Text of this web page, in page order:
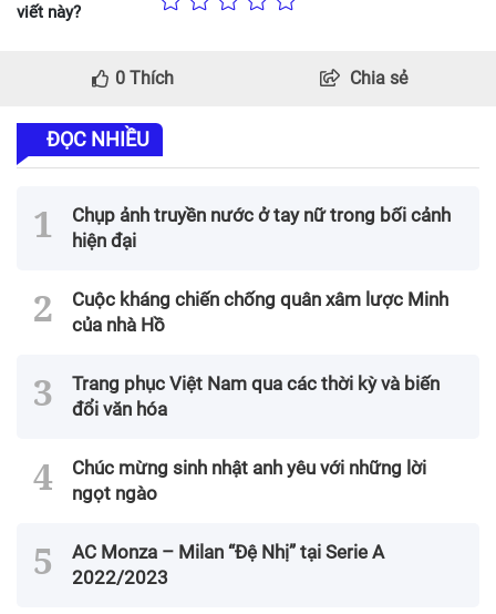
viết này?
0 Thích Chia sẻ
ĐỌC NHIỀU
Chụp ảnh truyền nước ở tay nữ trong bối cảnh
hiện đại
Cuộc kháng chiến chống quân xâm lược Minh
của nhà Hồ
Trang phục Việt Nam qua các thời kỳ và biến
đổi văn hóa
Chúc mừng sinh nhật anh yêu với những lời
ngọt ngào
AC Monza – Milan “Đệ Nhị” tại Serie A
2022/2023